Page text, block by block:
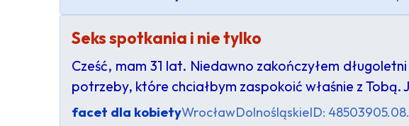
Seks spotkania i nie tylko
Cześć, mam 31 lat. Niedawno zakończyłem
potrzeby, które chciałbym zaspokoić właśnie z
facet dla kobietyWrocławDolnośląskieID: 485039